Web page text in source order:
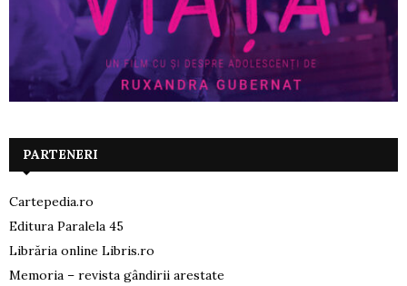
PARTENERI
Cartepedia.ro
Editura Paralela 45
Librăria online Libris.ro
Memoria – revista gândirii arestate